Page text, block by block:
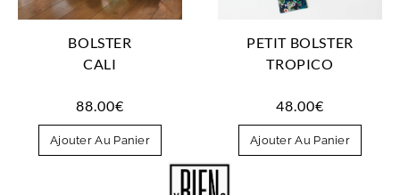
BOLSTER
CALI
88.00€
Ajouter Au Panier
PETIT BOLSTER
TROPICO
48.00€
Ajouter Au Panier